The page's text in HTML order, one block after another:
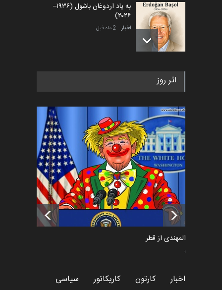
به یاد اردوغان باشول (۱۹۳۶–
۲۰۲۶)
اخبار 2 ماه قبل
رویداد کارگاهی کارتون و پوستر
اخبار 6 ماه قبل
فراخوان رویداد کارگاهی کارتون و
پوستر "ایران سربل…
اخبار 6 ماه قبل
تسلیت به همکار | سهراب خیری
اخبار 6 ماه قبل
اثر روز
سعد المهندی از قطر
سیاسی
اخبار کارتون کاریکاتور سیاسی